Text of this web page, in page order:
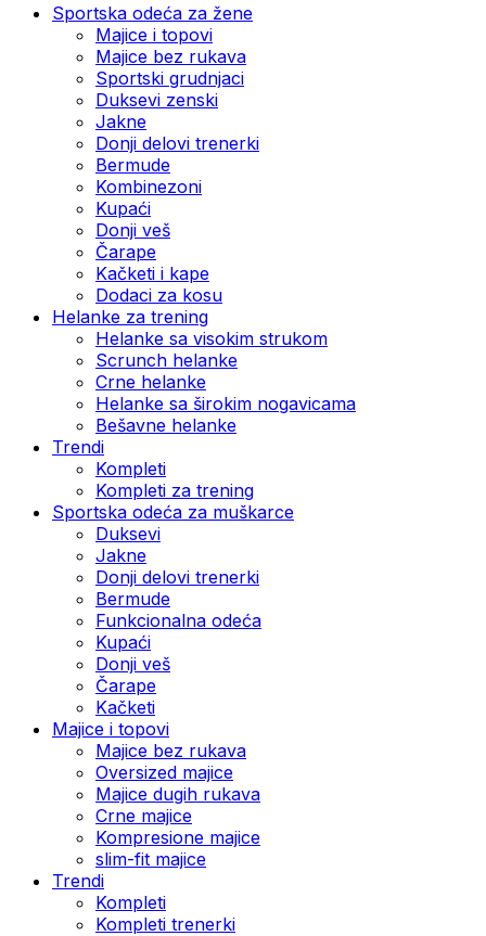
Sportska odeća za žene
Majice i topovi
Majice bez rukava
Sportski grudnjaci
Duksevi zenski
Jakne
Donji delovi trenerki
Bermude
Kombinezoni
Kupaći
Donji veš
Čarape
Kačketi i kape
Dodaci za kosu
Helanke za trening
Helanke sa visokim strukom
Scrunch helanke
Crne helanke
Helanke sa širokim nogavicama
Bešavne helanke
Trendi
Kompleti
Kompleti za trening
Sportska odeća za muškarce
Duksevi
Jakne
Donji delovi trenerki
Bermude
Funkcionalna odeća
Kupaći
Donji veš
Čarape
Kačketi
Majice i topovi
Majice bez rukava
Oversized majice
Majice dugih rukava
Crne majice
Kompresione majice
slim-fit majice
Trendi
Kompleti
Kompleti trenerki